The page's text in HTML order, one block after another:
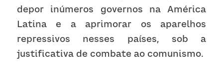
depor inúmeros governos na América
Latina e a aprimorar os aparelhos
repressivos nesses países, sob a
justificativa de combate ao comunismo.